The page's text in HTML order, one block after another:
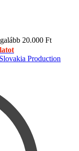
20.000 Ft